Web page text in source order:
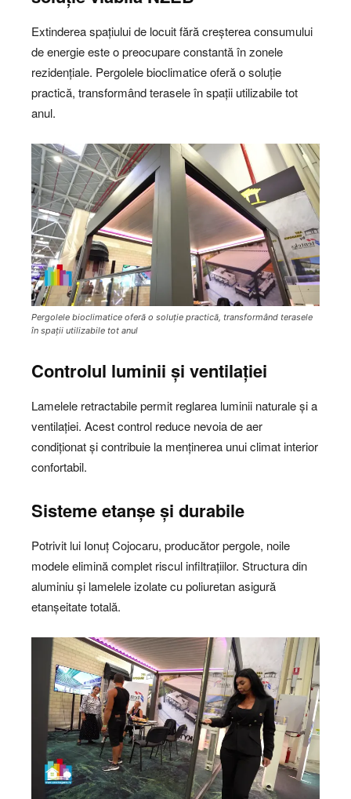
Extinderea spațiului de locuit fără creșterea consumului
de energie este o preocupare constantă în zonele
rezidențiale. Pergolele bioclimatice oferă o soluție
practică, transformând terasele în spații utilizabile tot
anul.
Pergolele bioclimatice oferă o soluție practică, transformând terasele
în spații utilizabile tot anul
Controlul luminii și ventilației
Lamelele retractabile permit reglarea luminii naturale și a
ventilației. Acest control reduce nevoia de aer
condiționat și contribuie la menținerea unui climat interior
confortabil.
Sisteme etanșe și durabile
Potrivit lui Ionuț Cojocaru, producător pergole, noile
modele elimină complet riscul infiltrațiilor. Structura din
aluminiu și lamelele izolate cu poliuretan asigură
etanșeitate totală.